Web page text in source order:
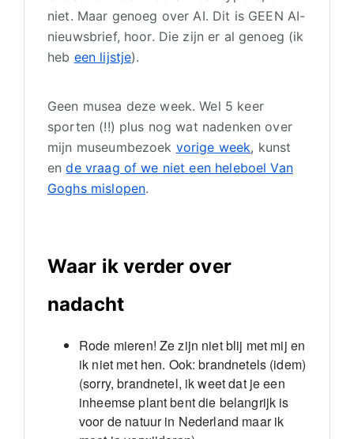
niet. Maar genoeg over AI. Dit is GEEN AI-
nieuwsbrief, hoor. Die zijn er al genoeg (ik
heb een lijstje).
Geen musea deze week. Wel 5 keer
sporten (!!) plus nog wat nadenken over
mijn museumbezoek vorige week, kunst
ende vraag of we niet een heleboel Van
Goghs mislopen.
Waar ik verder over
nadacht
Rode mieren! Ze zijn niet blij met mij en
ik niet met hen. Ook: brandnetels (idem)
(sorry, brandnetel, ik weet dat je een
inheemse plant bent die belangrijk is
voor de natuur in Nederland maar ik